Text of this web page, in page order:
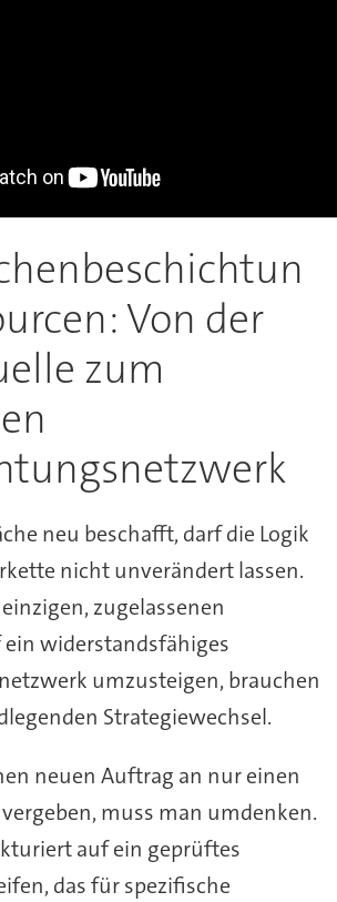
Von der
zum
neu beschafft, darf die Logik
nicht unverändert lassen.
zugelassenen
widerstandsfähiges
umzusteigen, brauchen
Strategiewechsel.
neuen Auftrag an nur einen
muss man umdenken.
auf ein geprüftes
das für spezifische